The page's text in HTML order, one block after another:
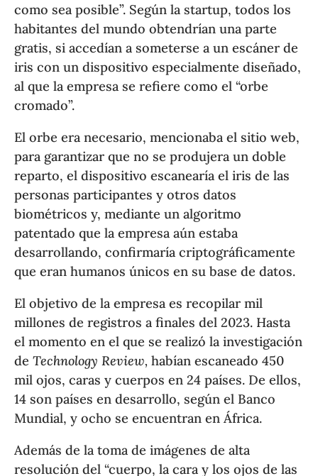
como sea posible”. Según la startup, todos los
habitantes del mundo obtendrían una parte
gratis, si accedían a someterse a un escáner de
iris con un dispositivo especialmente diseñado,
al que la empresa se refiere como el “orbe
cromado”.
El orbe era necesario, mencionaba el sitio web,
para garantizar que no se produjera un doble
reparto, el dispositivo escanearía el iris de las
personas participantes y otros datos
biométricos y, mediante un algoritmo
patentado que la empresa aún estaba
desarrollando, confirmaría criptográficamente
que eran humanos únicos en su base de datos.
El objetivo de la empresa es recopilar mil
millones de registros a finales del 2023. Hasta
el momento en el que se realizó la investigación
deTechnology Review, habían escaneado 450
mil ojos, caras y cuerpos en 24 países. De ellos,
14 son países en desarrollo, según el Banco
Mundial, y ocho se encuentran en África.
Además de la toma de imágenes de alta
resolución del “cuerpo, la cara y los ojos de las